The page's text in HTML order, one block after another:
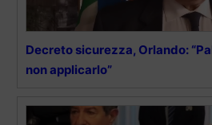
Decreto sicurezza, Orlando:
non applicarlo”